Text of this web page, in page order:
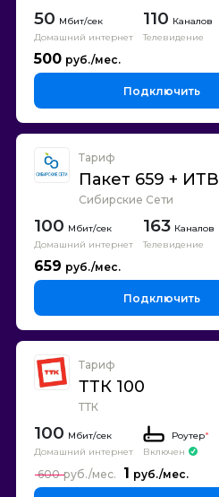
50
Домашний интернет
110 Каналов
Телевидение
500
Подключить
Тариф
Пакет 659 + ИТВ
Сибирские Сети
100
Домашний интернет
163 Каналов
Телевидение
659
Подключить
Тариф
ТТК 100
ТТК
100
Домашний интернет
Роутер*
Включен
1
600